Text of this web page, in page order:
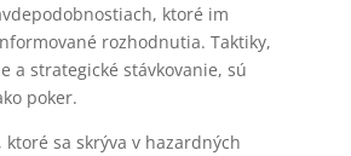
ktoré im
rozhodnutia. Taktiky,
a strategické stávkovanie, sú
poker.
ktoré sa skrýva v hazardných